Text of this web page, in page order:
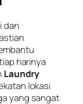
dan
harinya
Laundry
lokasi
yang sangat